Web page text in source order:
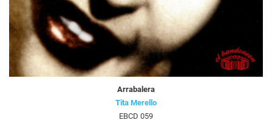
Arrabalera
Tita Merello
EBCD 059